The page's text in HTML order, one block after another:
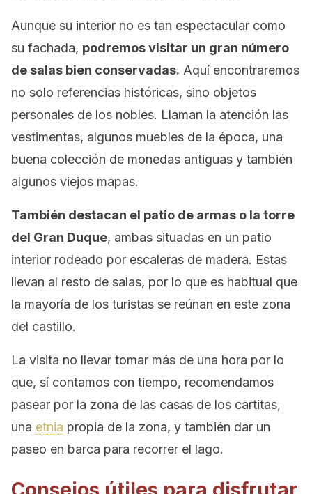
Aunque su interior no es tan espectacular como
su fachada, podremos visitar un gran número
de salas bien conservadas. Aquí encontraremos
no solo referencias históricas, sino objetos
personales de los nobles. Llaman la atención las
vestimentas, algunos muebles de la época, una
buena colección de monedas antiguas y también
algunos viejos mapas.
También destacan el patio de armas o la torre
del Gran Duque, ambas situadas en un patio
interior rodeado por escaleras de madera. Estas
llevan al resto de salas, por lo que es habitual que
la mayoría de los turistas se reúnan en este zona
del castillo.
La visita no llevar tomar más de una hora por lo
que, sí contamos con tiempo, recomendamos
pasear por la zona de las casas de los cartitas,
una etnia propia de la zona, y también dar un
paseo en barca para recorrer el lago.